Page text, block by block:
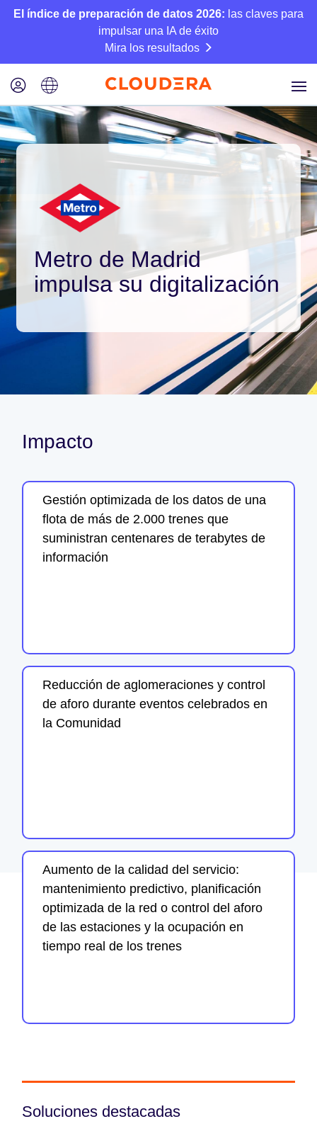
El índice de preparación de datos 2026: las claves para
impulsar una IA de éxito
Mira los resultados
Metro de Madrid
impulsa su digitalización
Impacto
Gestión optimizada de los datos de una
flota de más de 2.000 trenes que
suministran centenares de terabytes de
información
Reducción de aglomeraciones y control
de aforo durante eventos celebrados en
la Comunidad
Aumento de la calidad del servicio:
mantenimiento predictivo, planificación
optimizada de la red o control del aforo
de las estaciones y la ocupación en
tiempo real de los trenes
Soluciones destacadas